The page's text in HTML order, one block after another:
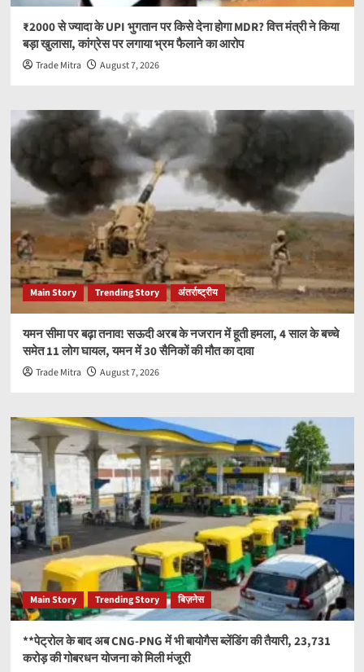
₹2000 से ज्यादा के UPI भुगतान पर किसे देना होगा MDR? वित्त मंत्री ने किया
बड़ा खुलासा, कांग्रेस पर लगाया भ्रम फैलाने का आरोप
Trade Mitra August 7, 2026
Main Story Trending Story अंतर्राष्ट्रीय
यमन सीमा पर बढ़ा तनाव! सऊदी अरब के नजरान में हूती हमला, 4 साल के बच्चे
समेत 11 लोग घायल, यमन में 30 सैनिकों की मौत का दावा
Trade Mitra August 7, 2026
Main Story Trending Story बिज़नेस
**पेट्रोल के बाद अब CNG-PNG में भी बायोगैस ब्लेंडिंग की तैयारी, 23,731
करोड़ की गोबरधन योजना को मिली मंजूरी